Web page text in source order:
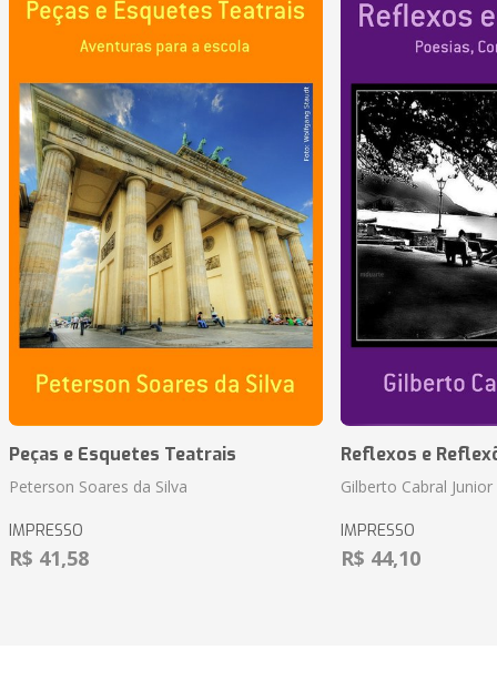
Peças e Esquetes Teatrais
Peterson Soares da Silva
IMPRESSO
R$ 41,58
Reflexos e
Gilberto Cabral Junior
IMPRESSO
R$ 44,10